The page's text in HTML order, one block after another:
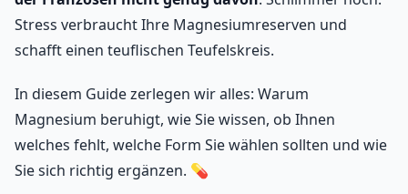
Stress verbraucht Ihre Magnesiumreserven und
schafft einen teuflischen Teufelskreis.
In diesem Guide zerlegen wir alles: Warum
Magnesium beruhigt, wie Sie wissen, ob Ihnen
welches fehlt, welche Form Sie wählen sollten und wie
Sie sich richtig ergänzen. 💊